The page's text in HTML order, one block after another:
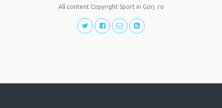
All content Copyright Sport in Gorj .ro